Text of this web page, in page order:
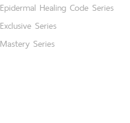
Epidermal Healing Code Series
Exclusive Series
Mastery Series